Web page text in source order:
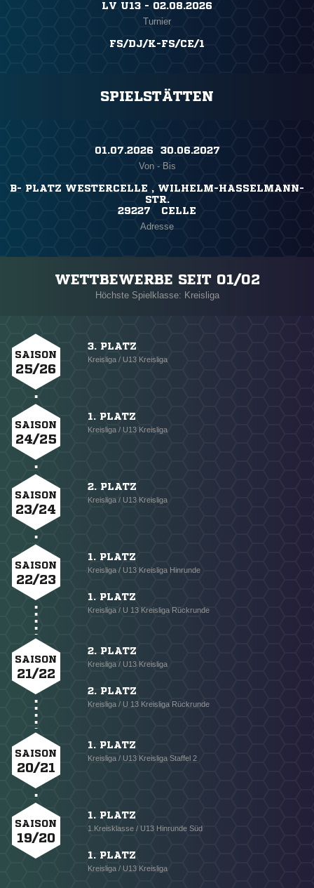
LV U13 - 02.08.2026
Turnier
FS/DJ/K-FS/CE/1
SPIELSTÄTTEN
01.07.2026 ​ 30.06.2027
Von - Bis
B- PLATZ WESTERCELLE , WILHELM-HASSELMANN-
STR.
29227 CELLE
Adresse
WETTBEWERBE SEIT 01/02
Höchste Spielklasse: Kreisliga
SAISON
25/26
3. PLATZ
Kreisliga / U13 Kreisliga
SAISON
24/25
1. PLATZ
Kreisliga / U13 Kreisliga
SAISON
23/24
2. PLATZ
Kreisliga / U13 Kreisliga
SAISON
22/23
1. PLATZ
Kreisliga / U13 Kreisliga Hinrunde
1. PLATZ
Kreisliga / U 13 Kreisliga Rückrunde
SAISON
21/22
2. PLATZ
Kreisliga / U13 Kreisliga
2. PLATZ
Kreisliga / U 13 Kreisliga Rückrunde
SAISON
20/21
1. PLATZ
Kreisliga / U13 Kreisliga Staffel 2
SAISON
19/20
1. PLATZ
1.Kreisklasse / U13 Hinrunde Süd
1. PLATZ
Kreisliga / U13 Kreisliga